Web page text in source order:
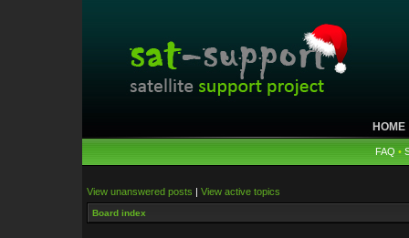
HOME
FAQ •
View unanswered posts | View active topics
Board index